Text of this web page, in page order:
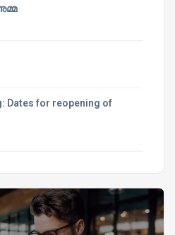
Dates for reopening of